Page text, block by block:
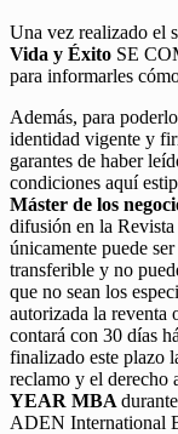
Una vez realizado el
Vida y Éxito SE
para informarles
Además, para
identidad vigente y
garantes de haber
condiciones aquí
Máster de los
difusión en la
únicamente puede
transferible y no
que no sean los
autorizada la reventa
contará con 30 días
finalizado este plazo
reclamo y el derecho
YEAR MBA
ADEN International